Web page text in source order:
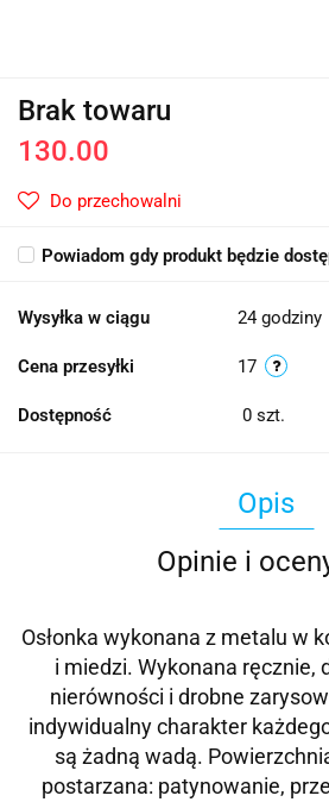
Brak towaru
130.00
Do przechowalni
Powiadom gdy produkt będzie
Wysyłka w ciągu 24 godziny
Cena przesyłki 17
Dostępność 0 szt.
Opis
Opinie i
Osłonka wykonana z metalu w
i miedzi. Wykonana ręcznie,
nierówności i drobne
indywidualny charakter
są żadną wadą.
postarzana: patynowanie,